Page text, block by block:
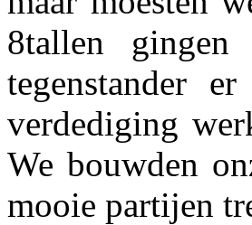
8tallen gingen
tegenstander
verdediging
We bouwden
mooie partijen